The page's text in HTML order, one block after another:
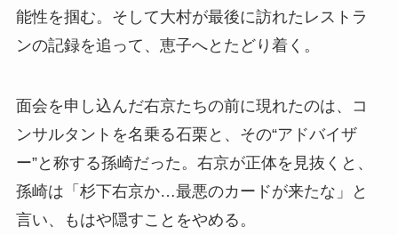
能性を掴む。そして大村が最後に訪れたレストラ
ンの記録を追って、恵子へとたどり着く。
面会を申し込んだ右京たちの前に現れたのは、コ
ンサルタントを名乗る石栗と、その“アドバイザ
ー”と称する孫崎だった。右京が正体を見抜くと、
孫崎は「杉下右京か…最悪のカードが来たな」と
言い、もはや隠すことをやめる。